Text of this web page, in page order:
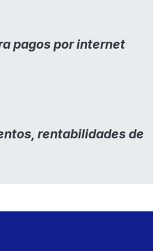
pagos por internet
rentabilidades de